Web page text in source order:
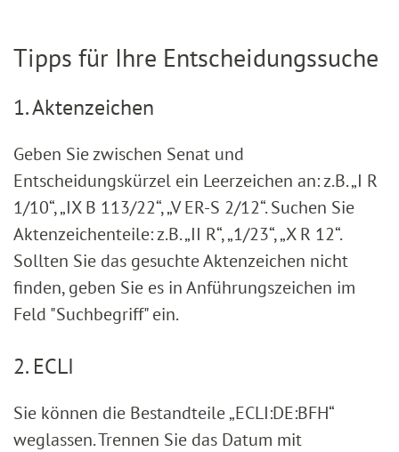
Tipps für Ihre Entscheidungssuche
1. Aktenzeichen
Geben Sie zwischen Senat und
Entscheidungskürzel ein Leerzeichen an: z.B. „I R
1/10“, „IX B 113/22“, „V ER-S 2/12“. Suchen Sie
Aktenzeichenteile: z.B. „II R“, „1/23“, „X R 12“.
Sollten Sie das gesuchte Aktenzeichen nicht
finden, geben Sie es in Anführungszeichen im
Feld "Suchbegriff" ein.
2. ECLI
Sie können die Bestandteile „ECLI:DE:BFH“
weglassen. Trennen Sie das Datum mit